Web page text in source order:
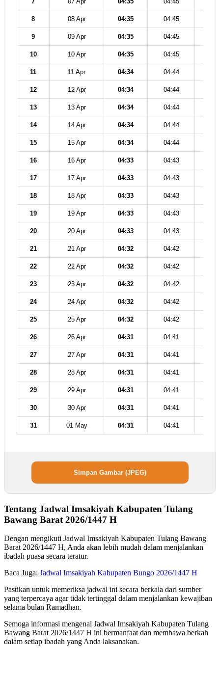
8 08 Apr 04:35 04:45
9 09 Apr 04:35 04:45
10 10 Apr 04:35 04:45
11 11 Apr 04:34 04:44
12 12 Apr 04:34 04:44
13 13 Apr 04:34 04:44
14 14 Apr 04:34 04:44
15 15 Apr 04:34 04:44
16 16 Apr 04:33 04:43
17 17 Apr 04:33 04:43
18 18 Apr 04:33 04:43
19 19 Apr 04:33 04:43
20 20 Apr 04:33 04:43
21 21 Apr 04:32 04:42
22 22 Apr 04:32 04:42
23 23 Apr 04:32 04:42
24 24 Apr 04:32 04:42
25 25 Apr 04:32 04:42
26 26 Apr 04:31 04:41
27 27 Apr 04:31 04:41
28 28 Apr 04:31 04:41
29 29 Apr 04:31 04:41
30 30 Apr 04:31 04:41
31 01 May 04:31 04:41
Simpan Gambar (JPEG)
Tentang Jadwal Imsakiyah Kabupaten Tulang
Bawang Barat 2026/1447 H
Dengan mengikuti Jadwal Imsakiyah Kabupaten Tulang Bawang
Barat 2026/1447 H, Anda akan lebih mudah dalam menjalankan
ibadah puasa secara teratur.
Baca Juga: Jadwal Imsakiyah Kabupaten Bungo 2026/1447 H
Pastikan untuk memeriksa jadwal ini secara berkala dari sumber
yang terpercaya agar tidak tertinggal dalam menjalankan kewajiban
selama bulan Ramadhan.
Semoga informasi mengenai Jadwal Imsakiyah Kabupaten Tulang
Bawang Barat 2026/1447 H ini bermanfaat dan membawa berkah
dalam setiap ibadah yang Anda laksanakan.